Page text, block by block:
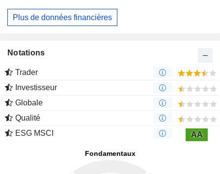
Plus de données financières
Notations
Trader
Investisseur
Globale
Qualité
ESG MSCI
AA